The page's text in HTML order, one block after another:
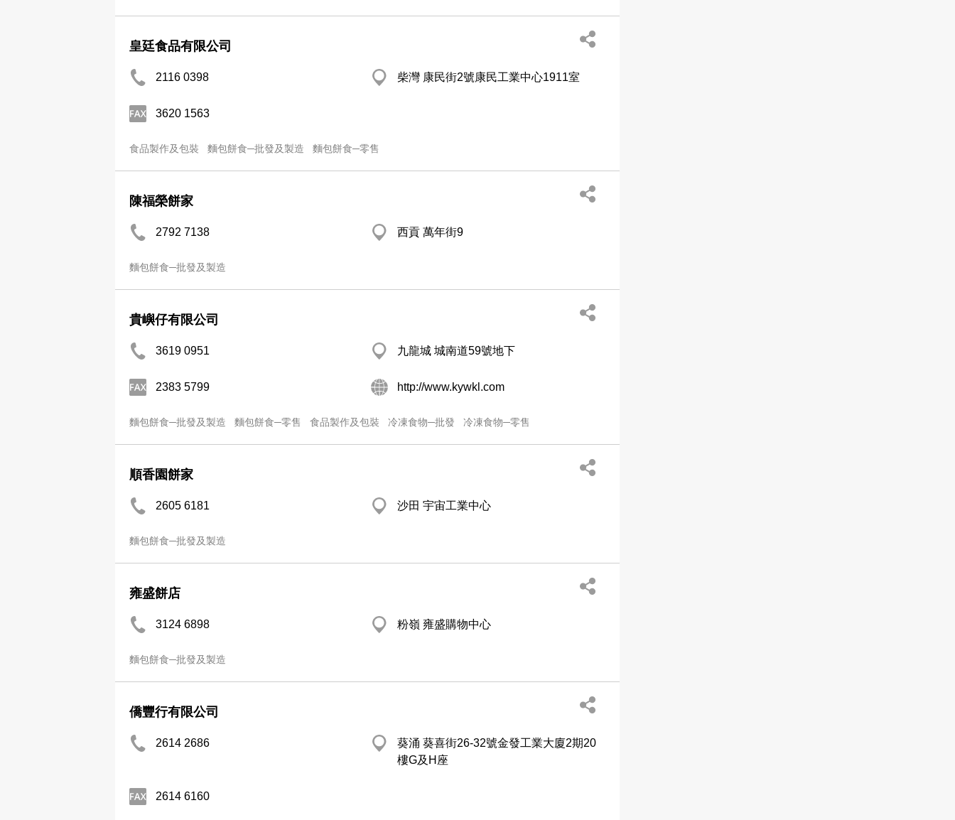
皇廷食品有限公司
2116 0398 柴灣 康民街2號康民工業中心1911室
3620 1563
食品製作及包裝 麵包餅食─批發及製造 麵包餅食─零售
陳福榮餅家
2792 7138 西貢 萬年街9
麵包餅食─批發及製造
貴嶼仔有限公司
3619 0951 九龍城 城南道59號地下
2383 5799 http://www.kywkl.com
麵包餅食─批發及製造 麵包餅食─零售 食品製作及包裝 冷凍食物─批發 冷凍食物─零售
順香園餅家
2605 6181 沙田 宇宙工業中心
麵包餅食─批發及製造
雍盛餅店
3124 6898 粉嶺 雍盛購物中心
麵包餅食─批發及製造
僑豐行有限公司
2614 2686
葵涌 葵喜街26-32號金發工業大廈2期20
樓G及H座
2614 6160